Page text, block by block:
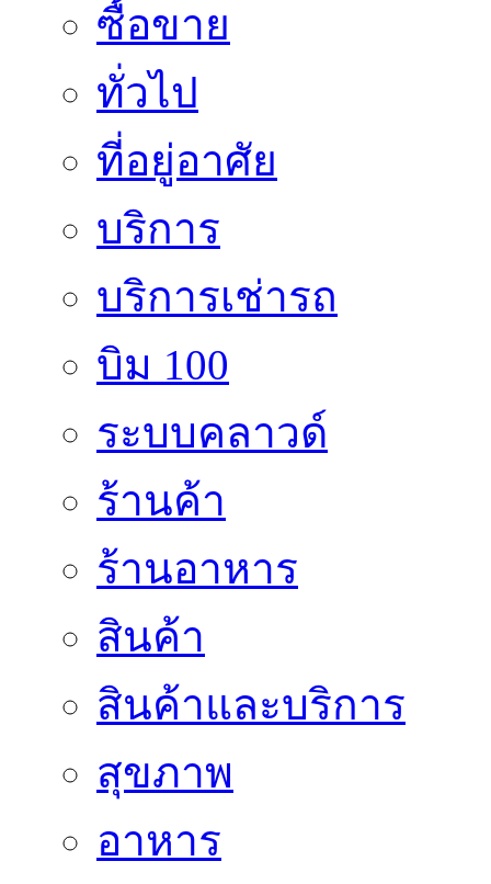
ซื้อขาย
ทั่วไป
ที่อยู่อาศัย
บริการ
บริการเช่ารถ
บิม 100
ระบบคลาวด์
ร้านค้า
ร้านอาหาร
สินค้า
สินค้าและบริการ
สุขภาพ
อาหาร